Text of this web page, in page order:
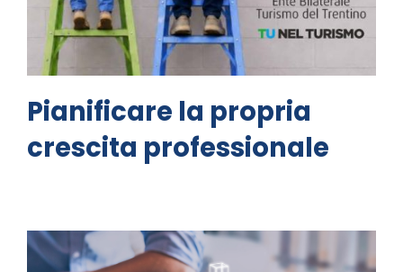
Pianificare la propria
crescita professionale